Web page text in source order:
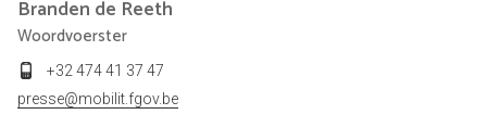
Branden de Reeth
Woordvoerster
+32 474 41 37 47
presse@mobilit.fgov.be